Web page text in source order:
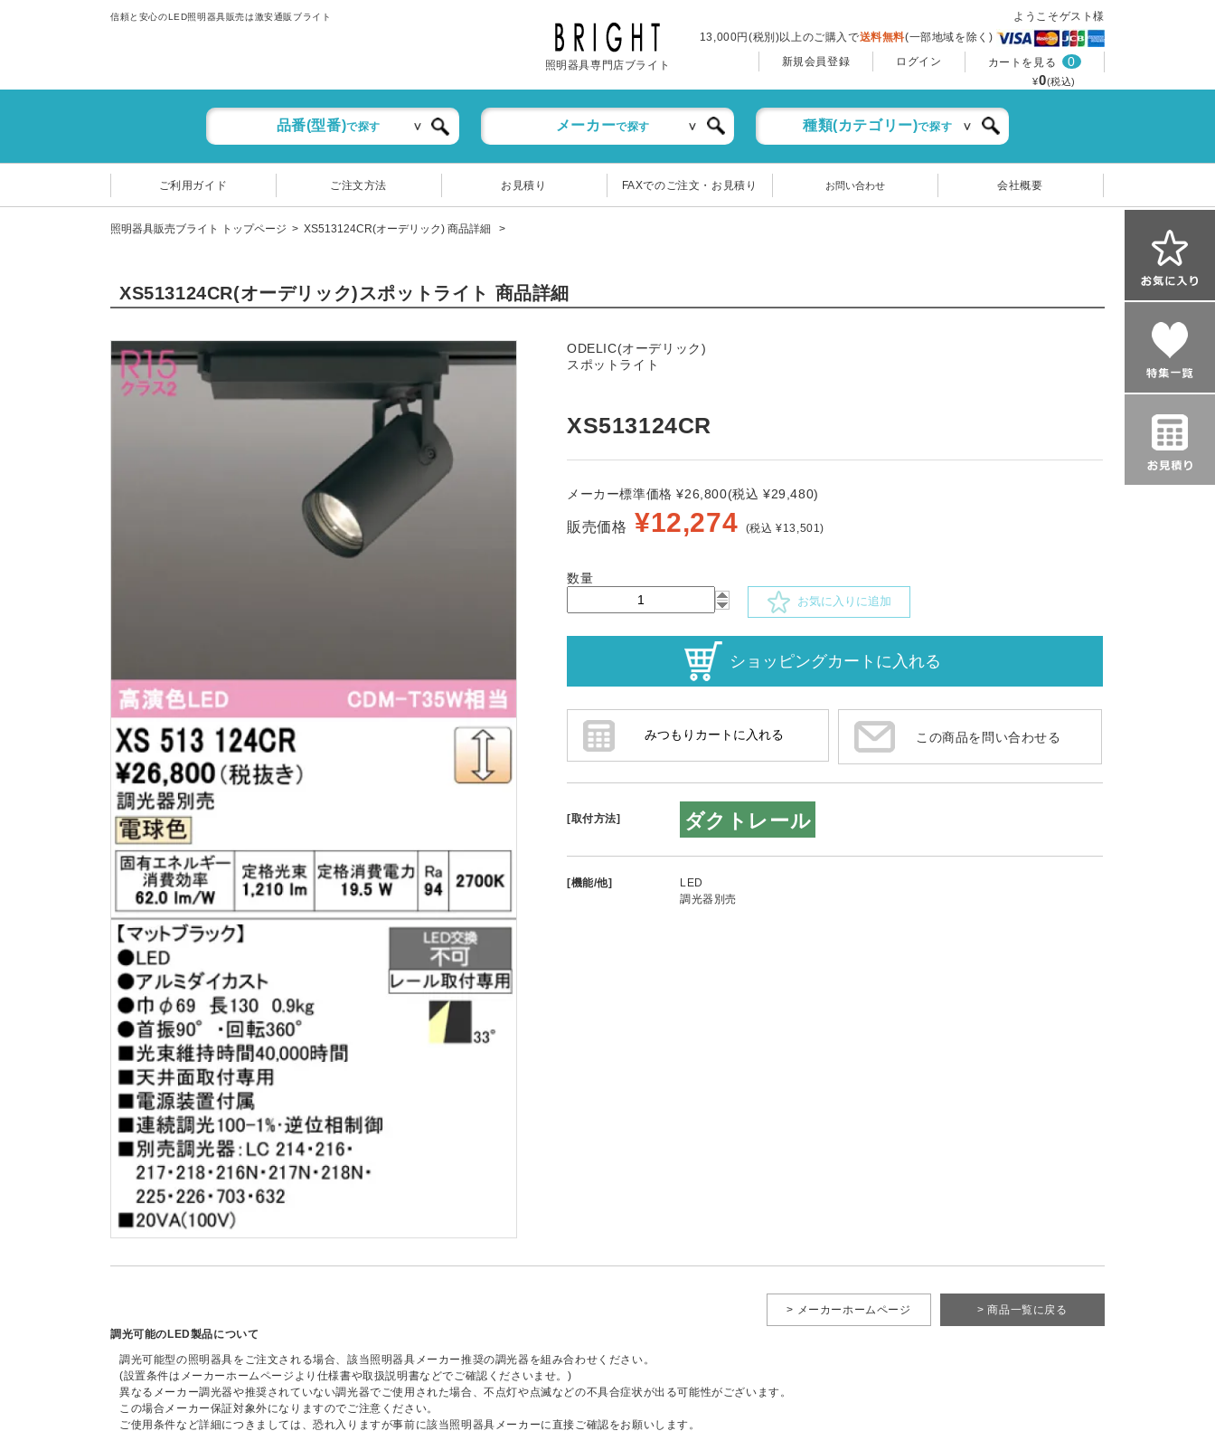
信頼と安心のLED照明器具販売は激安通販ブライト
照明器具専門店ブライト
ようこそゲスト様
13,000円(税別)以上のご購入で送料無料(一部地域を除く)
新規会員登録
ログイン カートを見る 0
¥0(税込)
品番(型番)で探す メーカーで探す 種類(カテゴリー)で探す
ご利用ガイド ご注文方法 お見積り FAXでのご注文・お見積り お問い合わせ 会社概要
照明器具販売ブライト トップページ XS513124CR(オーデリック) 商品詳細
XS513124CR(オーデリック)スポットライト 商品詳細
ODELIC(オーデリック)
スポットライト
XS513124CR
メーカー標準価格 ¥26,800(税込 ¥29,480)
販売価格 ¥12,274 (税込 ¥13,501)
数量
お気に入りに追加
この商品を問い合わせる
[取付方法] ダクトレール
[機能/他]
LED
調光器別売
> 商品一覧に戻る
> メーカーホームページ
調光可能のLED製品について
調光可能型の照明器具をご注文される場合、該当照明器具メーカー推奨の調光器を組み合わせください。
(設置条件はメーカーホームページより仕様書や取扱説明書などでご確認くださいませ。)
異なるメーカー調光器や推奨されていない調光器でご使用された場合、不点灯や点滅などの不具合症状が出る可能性がございます。
この場合メーカー保証対象外になりますのでご注意ください。
ご使用条件など詳細につきましては、恐れ入りますが事前に該当照明器具メーカーに直接ご確認をお願いします。